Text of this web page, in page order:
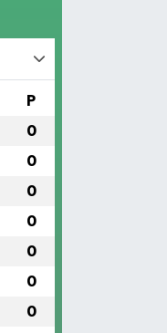
P
0
0
0
0
0
0
0